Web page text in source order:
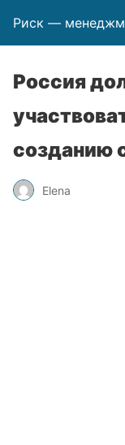
Риск —
Россия
созданию
Elena